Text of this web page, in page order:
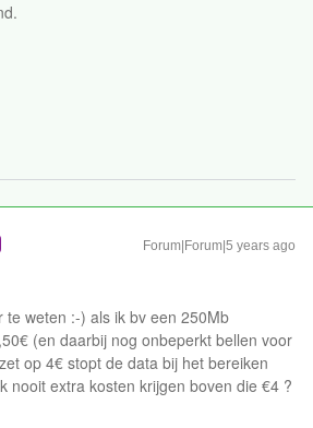
Forum|Forum|5 years ago
te weten :-) als ik bv een 250Mb
(en daarbij nog onbeperkt bellen voor
op 4€ stopt de data bij het bereiken
nooit extra kosten krijgen boven die €4 ?